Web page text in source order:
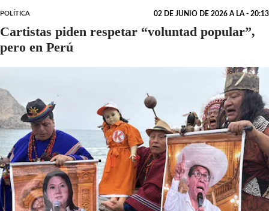
POLÍTICA 02 DE JUNIO DE 2026 A LA - 20:13
Cartistas piden respetar “voluntad popular”,
pero en Perú